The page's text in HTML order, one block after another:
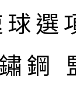
選
鋼